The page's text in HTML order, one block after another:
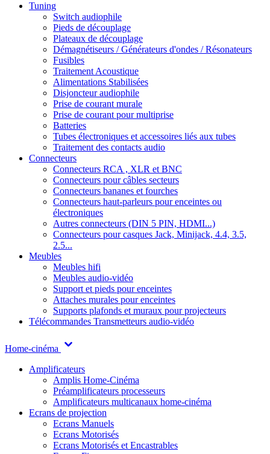
Tuning
Switch audiophile
Pieds de découplage
Plateaux de découplage
Démagnétiseurs / Générateurs d'ondes / Résonateurs
Fusibles
Traitement Acoustique
Alimentations Stabilisées
Disjoncteur audiophile
Prise de courant murale
Prise de courant pour multiprise
Batteries
Tubes électroniques et accessoires liés aux tubes
Traitement des contacts audio
Connecteurs
Connecteurs RCA , XLR et BNC
Connecteurs pour câbles secteurs
Connecteurs bananes et fourches
Connecteurs haut-parleurs pour enceintes ou
électroniques
Autres connecteurs (DIN 5 PIN, HDMI...)
Connecteurs pour casques Jack, Minijack, 4.4, 3.5,
2.5...
Meubles
Meubles hifi
Meubles audio-vidéo
Support et pieds pour enceintes
Attaches murales pour enceintes
Supports plafonds et muraux pour projecteurs
Télécommandes Transmetteurs audio-vidéo
Home-cinéma
Amplificateurs
Amplis Home-Cinéma
Préamplificateurs processeurs
Amplificateurs multicanaux home-cinéma
Ecrans de projection
Ecrans Manuels
Ecrans Motorisés
Ecrans Motorisés et Encastrables